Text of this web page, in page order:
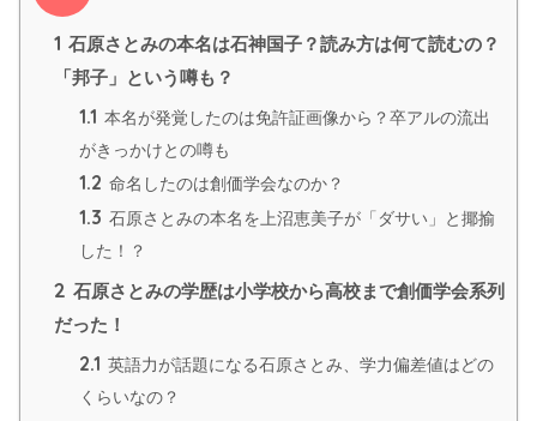
1 石原さとみの本名は石神国子？読み方は何て読むの？
「邦子」という噂も？
1.1 本名が発覚したのは免許証画像から？卒アルの流出
がきっかけとの噂も
1.2 命名したのは創価学会なのか？
1.3 石原さとみの本名を上沼恵美子が「ダサい」と揶揄
した！？
2 石原さとみの学歴は小学校から高校まで創価学会系列
だった！
2.1 英語力が話題になる石原さとみ、学力偏差値はどの
くらいなの？